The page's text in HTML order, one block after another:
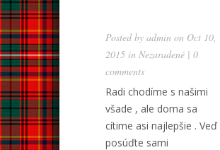
Posted by admin on Oct 10,
2015 in Nezaradené | 0
comments
Radi chodíme s našimi
všade , ale doma sa
cítime asi najlepšie . Veď
posúďte sami